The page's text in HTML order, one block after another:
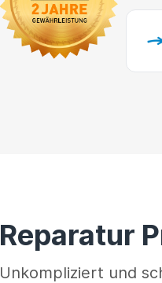
Reparatur
Unkompliziert und